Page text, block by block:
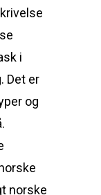
i
Det er
og
norske